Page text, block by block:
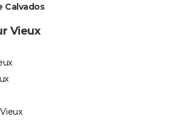
Calvados
Vieux